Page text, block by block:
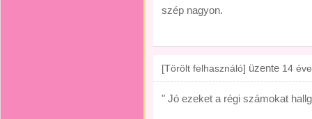
szép nagyon.
[Törölt felhasználó] üzente 14 éve
" Jó ezeket a régi számokat